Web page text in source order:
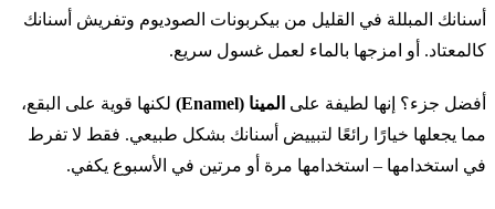
أسنانك المبللة في القليل من بيكربونات الصوديوم وتفريش أسنانك
كالمعتاد. أو امزجها بالماء لعمل غسول سريع.
أفضل جزء؟ إنها لطيفة على المينا (Enamel)
لكنها قوية على البقع،
مما يجعلها خيارًا رائعًا لتبييض أسنانك بشكل طبيعي. فقط لا تفرط
في استخدامها – استخدامها مرة أو مرتين في الأسبوع يكفي.